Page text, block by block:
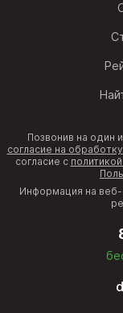
Позвонив на один
согласие на
согласие с
Информация на веб-